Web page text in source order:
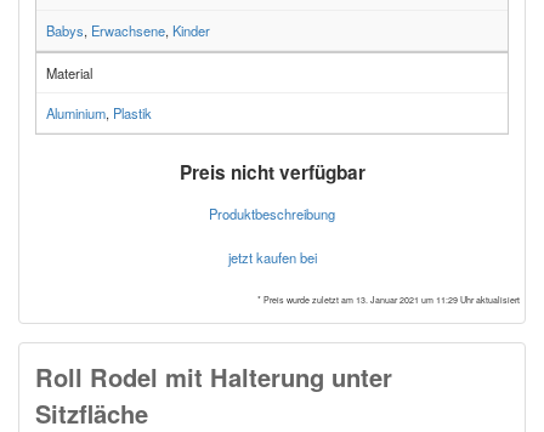
Babys, Erwachsene,Kinder
Material
Aluminium, Plastik
Preis nicht verfügbar
Produktbeschreibung
jetzt kaufen bei
* Preis wurde zuletzt am 13. Januar 2021 um 11:29 Uhr aktualisiert
Roll Rodel mit Halterung unter
Sitzfläche